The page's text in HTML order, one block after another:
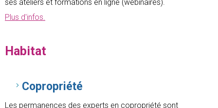
ses ateliers et formations en ligne (webinaires).
Plus d'infos.
Habitat
Copropriété
Les permanences des experts en copropriété sont